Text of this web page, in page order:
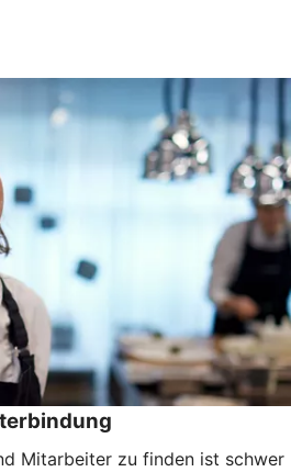
Mitarbeiter zu finden ist schwer